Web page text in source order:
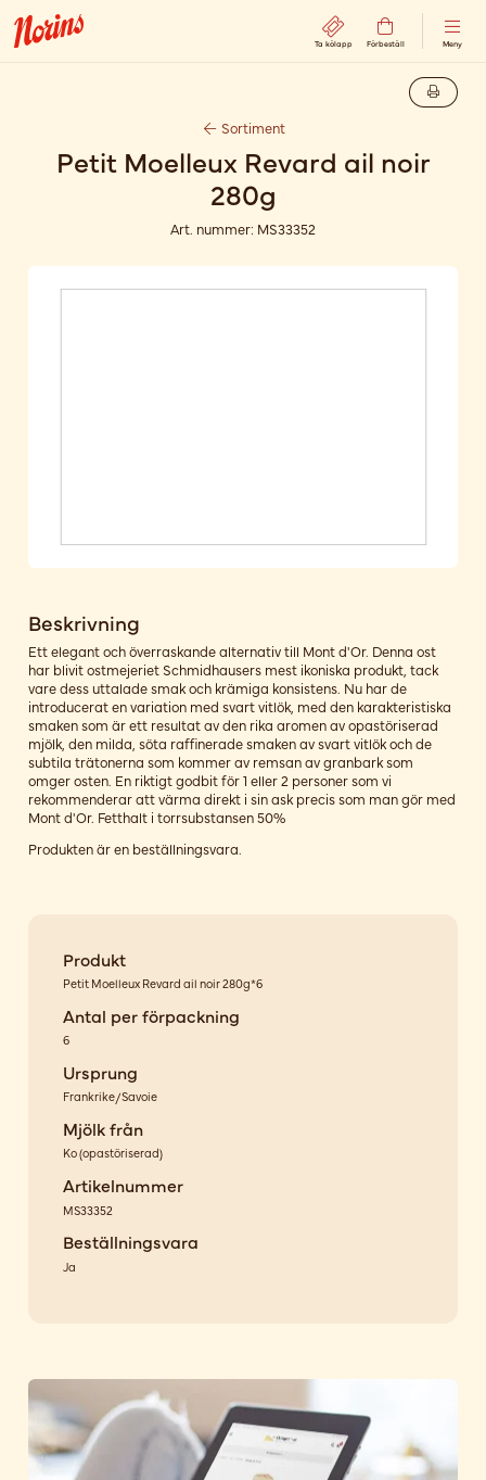
Ta kölapp Förbeställ Meny
Sortiment
Petit Moelleux Revard ail noir
280g
Art. nummer: MS33352
Beskrivning
Ett elegant och överraskande alternativ till Mont d'Or. Denna ost
har blivit ostmejeriet Schmidhausers mest ikoniska produkt, tack
vare dess uttalade smak och krämiga konsistens. Nu har de
introducerat en variation med svart vitlök, med den karakteristiska
smaken som är ett resultat av den rika aromen av opastöriserad
mjölk, den milda, söta raffinerade smaken av svart vitlök och de
subtila trätonerna som kommer av remsan av granbark som
omger osten. En riktigt godbit för 1 eller 2 personer som vi
rekommenderar att värma direkt i sin ask precis som man gör med
Mont d'Or. Fetthalt i torrsubstansen 50%
Produkten är en beställningsvara.
Produkt
Petit Moelleux Revard ail noir 280g*6
Antal per förpackning
6
Ursprung
Frankrike/Savoie
Mjölk från
Ko(opastöriserad)
Artikelnummer
MS33352
Beställningsvara
Ja